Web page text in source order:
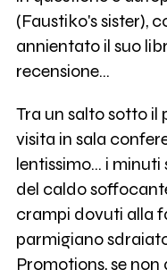
(Faustiko's sister),
annientato il suo
recensione...
Tra un salto sotto
visita in sala
lentissimo... i
del caldo
crampi dovuti alla
parmigiano
Promotions, se